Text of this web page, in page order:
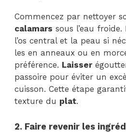
Commencez par nettoyer
calamars sous l’eau froide.
l’os central et la peau si
les en anneaux ou en
préférence. Laisser
passoire pour éviter un
cuisson. Cette étape
texture du plat.
2. Faire revenir les